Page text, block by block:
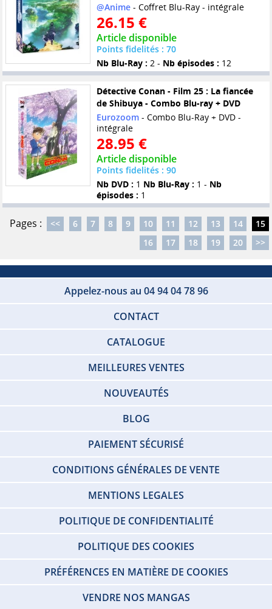
@Anime- Coffret Blu-Ray - intégrale
26.15 €
Article disponible
Points fidelités : 70
Nb Blu-Ray : 2 - Nb épisodes : 12
Détective Conan - Film 25 : La fiancée
de Shibuya - Combo Blu-ray + DVD
Eurozoom- Combo Blu-Ray + DVD -
intégrale
28.95 €
Article disponible
Points fidelités : 90
Nb DVD : 1 Nb Blu-Ray : 1 - Nb
épisodes : 1
Pages : << 6 7 8 9 10 11 12 13 14
15
16
17 18 19 20 >>
Appelez-nous au 04 94 04 78 96
CONTACT
CATALOGUE
MEILLEURES VENTES
NOUVEAUTÉS
BLOG
PAIEMENT SÉCURISÉ
CONDITIONS GÉNÉRALES DE VENTE
MENTIONS LEGALES
POLITIQUE DE CONFIDENTIALITÉ
POLITIQUE DES COOKIES
PRÉFÉRENCES EN MATIÈRE DE COOKIES
VENDRE NOS MANGAS